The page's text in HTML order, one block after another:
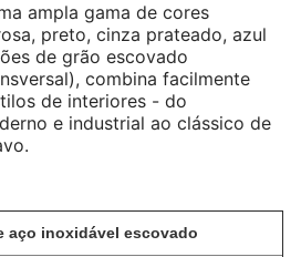
ampla gama de cores
preto, cinza prateado, azul
de grão escovado
combina facilmente
de interiores - do
e industrial ao clássico de
aço inoxidável escovado